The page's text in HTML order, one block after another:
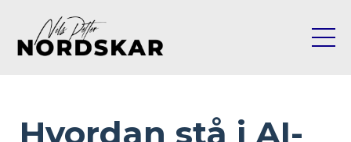
Hvordan stå i AI-